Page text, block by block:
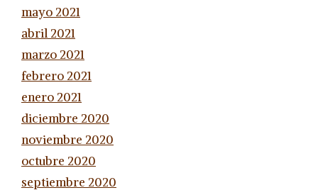
mayo 2021
abril 2021
marzo 2021
febrero 2021
enero 2021
diciembre 2020
noviembre 2020
octubre 2020
septiembre 2020